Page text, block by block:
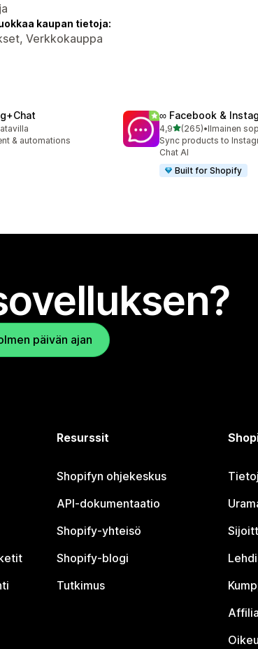
kaupan tietoja:
Verkkokauppa
& automations
∞ Facebook &
4,9/ 5 tähteä
(265)
265 arvostelua yhteensä
•Ilmainen
Sync products to
Chat AI
Built for Shopify
päivän ajan
Resurssit
Shopifyn ohjekeskus
API-dokumentaatio
Shopify-yhteisö
Shopify-blogi
Tutkimus